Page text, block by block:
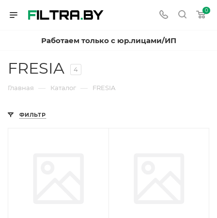
0
Работаем только с юр.лицами/ИП
FRESIA 4
Главная — Каталог — FRESIA
ФИЛЬТР